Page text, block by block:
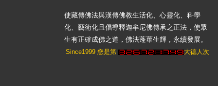
使藏傳佛法與漢傳佛教生活化、心靈化、科學
化、藝術化且倡導釋迦牟尼佛傳承之正法，使眾
生有正確成佛之道，佛法蓬蓽生輝，永續發展。
Since1999 您是第 大德人次